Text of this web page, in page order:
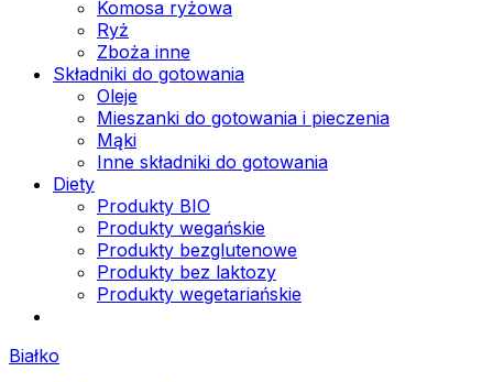
Komosa ryżowa
Ryż
Zboża inne
Składniki do gotowania
Oleje
Mieszanki do gotowania i pieczenia
Mąki
Inne składniki do gotowania
Diety
Produkty BIO
Produkty wegańskie
Produkty bezglutenowe
Produkty bez laktozy
Produkty wegetariańskie
Białko